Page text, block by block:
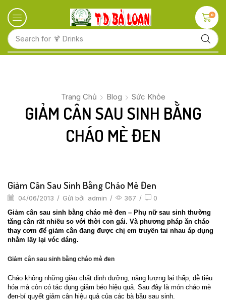
Search for 🍋 Fruits
0
Trang Chủ Blog Sức Khỏe
GIẢM CÂN SAU SINH BẰNG
CHÁO MÈ ĐEN
Giảm Cân Sau Sinh Bằng Cháo Mè Đen
04/06/2013 / Gửi bởi admin / 367 / 0
Giảm cân sau sinh bằng cháo mè đen – Phụ nữ sau sinh thường
tăng cân rất nhiều so với thời con gái. Và phương pháp ăn cháo
thay cơm để giảm cân đang được chị em truyền tai nhau áp dụng
nhằm lấy lại vóc dáng.
Giảm cân sau sinh bằng cháo mè đen
Cháo không những giàu chất dinh dưỡng, năng lượng lại thấp, dễ tiêu
hóa mà còn có tác dụng giảm béo hiệu quả. Sau đây là món cháo mè
đen-bí quyết giảm cân hiệu quả của các bà bầu sau sinh.